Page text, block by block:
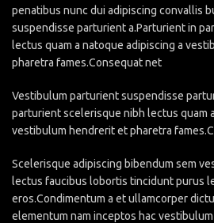
penatibus nunc dui adipiscing convallis
suspendisse parturient a.Parturient in
lectus quam a natoque adipiscing a
pharetra fames.Consequat net
Vestibulum parturient suspendisse
parturient scelerisque nibh lectus quam
vestibulum hendrerit et pharetra
Scelerisque adipiscing bibendum sem
lectus faucibus lobortis tincidunt purus
eros.Condimentum a et ullamcorper
elementum nam inceptos hac